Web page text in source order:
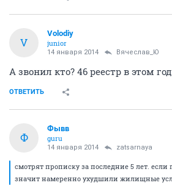
V
Volodiy
junior
14 января 2014 Вячеслав_Ю
А звонил кто? 46 реестр в этом
ОТВЕТИТЬ
Ф
Фывв
guru
14 января 2014 zatsarnaya
смотрят прописку за последние 5 лет.
значит намеренно ухудшили жилищные